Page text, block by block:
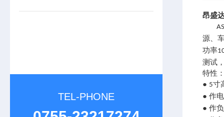
TEL-PHONE
昂盛
源、
功率
测试
特性
● 5寸
● 作
● 作